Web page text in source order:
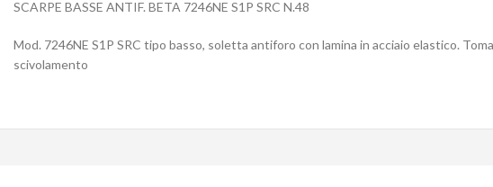
SCARPE BASSE ANTIF. BETA 7246NE S1P SRC N.48
Mod. 7246NE S1P SRC tipo basso, soletta antiforo con lamina in acciaio elastico.
scivolamento